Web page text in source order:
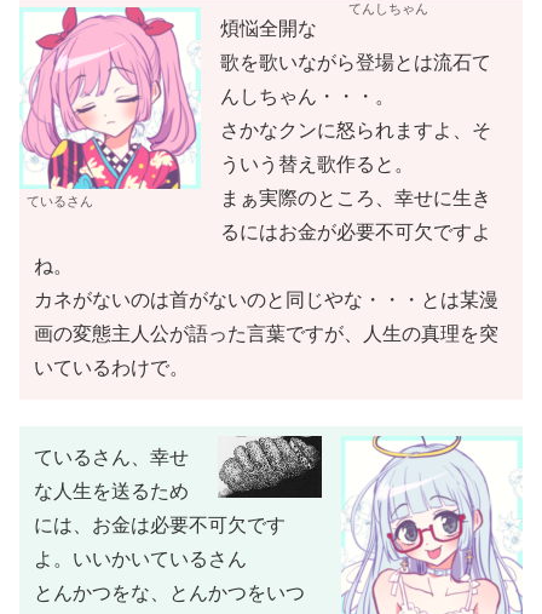
てんしちゃん
ているさん
煩悩全開な
歌を歌いながら登場とは流石て
んしちゃん・・・。
さかなクンに怒られますよ、そ
ういう替え歌作ると。
まぁ実際のところ、幸せに生き
るにはお金が必要不可欠ですよ
ね。
カネがないのは首がないのと同じやな・・・とは某漫
画の変態主人公が語った言葉ですが、人生の真理を突
いているわけで。
ているさん、幸せ
な人生を送るため
には、お金は必要不可欠です
よ。いいかいているさん
とんかつをな、とんかつをいつ